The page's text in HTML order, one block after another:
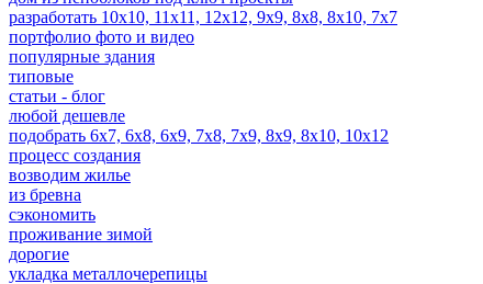
разработать 10x10, 11x11, 12x12, 9х9, 8х8, 8x10, 7х7
портфолио фото и видео
популярные здания
типовые
статьи - блог
любой дешевле
подобрать 6х7, 6х8, 6х9, 7х8, 7х9, 8х9, 8х10, 10x12
процесс создания
возводим жилье
из бревна
сэкономить
проживание зимой
дорогие
укладка металлочерепицы